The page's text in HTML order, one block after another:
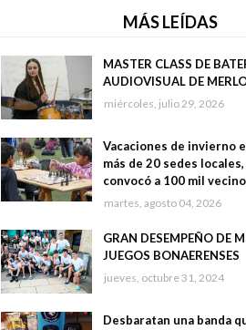
MÁS LEÍDAS
MASTER CLASS DE
AUDIOVISUAL DE
miércoles, julio 29, 2026
Vacaciones de invierno
más de 20 sedes
convocó a 100 mil
martes, agosto 04, 2026
GRAN DESEMPEÑO DE
JUEGOS BONAERENSES
jueves, octubre 31, 2024
Desbaratan una banda